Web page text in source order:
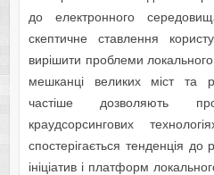
до електронного
скептичне ставлення
вирішити проблеми
мешканці великих міст та
частіше дозволяють
краудсорсингових
спостерігається тенденція
ініціатив і платформ